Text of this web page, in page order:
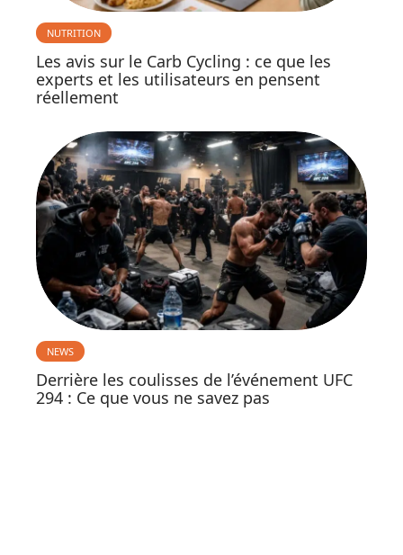
NUTRITION
Les avis sur le Carb Cycling : ce que les
experts et les utilisateurs en pensent
réellement
NEWS
Derrière les coulisses de l’événement UFC
294 : Ce que vous ne savez pas